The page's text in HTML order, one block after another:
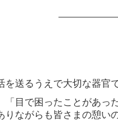
を送るうえで大切な器官で
「目で困ったことがあっ
りながらも皆さまの憩い